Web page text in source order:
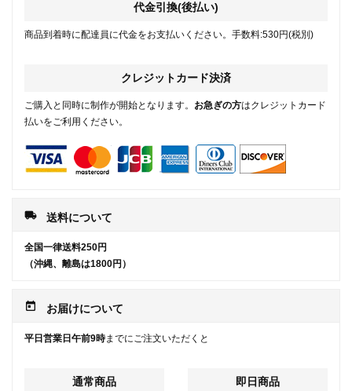
代金引換(後払い)
商品到着時に配達員に代金をお支払いください。手数料:530円(税別)
クレジットカード決済
ご購入と同時に制作が開始となります。 お急ぎの方はクレジットカード
払いをご利用ください。
local_shipping 送料について
全国一律送料250円
（沖縄、離島は1800円）
today お届けについて
平日営業日午前9時までにご注文いただくと
通常商品 即日商品